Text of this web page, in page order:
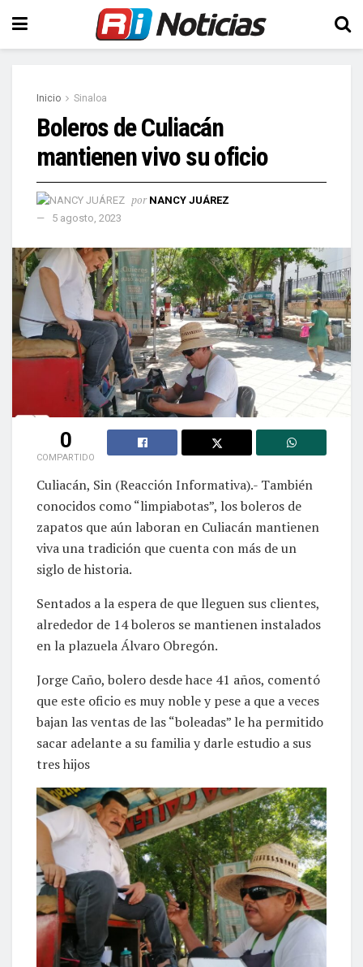
Inicio Sinaloa
Boleros de Culiacán
mantienen vivo su oficio
por NANCY JUÁREZ
5 agosto, 2023
0
COMPARTIDO
Culiacán, Sin (Reacción Informativa).- También
conocidos como “limpiabotas”, los boleros de
zapatos que aún laboran en Culiacán mantienen
viva una tradición que cuenta con más de un
siglo de historia.
Sentados a la espera de que lleguen sus clientes,
alrededor de 14 boleros se mantienen instalados
en la plazuela Álvaro Obregón.
Jorge Caño, bolero desde hace 41 años, comentó
que este oficio es muy noble y pese a que a veces
bajan las ventas de las “boleadas” le ha permitido
sacar adelante a su familia y darle estudio a sus
tres hijos